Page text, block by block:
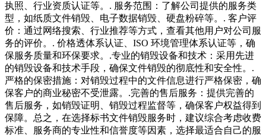
执照、行业资质认证等。. 服务范围：了解公司提供的服务类
型，如纸质文件销毁、电子数据销毁、硬盘粉碎等。. 客户评
价：通过网络搜索、行业推荐等方式，查看其他用户对公司服
务的评价。. 价格透体系认证、ISO 环境管理体系认证等，确
保服务质量和环保要求。.专业的销毁设备和技术：采用先进
的销毁设备和技术手段，确保文件销毁的彻底性和安全性。.
严格的保密措施：对销毁过程中的文件信息进行严格保密，确
保客户的商业秘密不受泄露。.完善的售后服务：提供完善的
售后服务，如销毁证明、销毁过程监督等，确保客户权益得到
保障。总之，在选择标书文件销毁服务时，建议综合考虑收费
标准、服务商的专业性和信誉度等因素，选择最适合自己的服